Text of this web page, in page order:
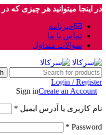
در اینجا میتوانید هر چیزی که
خبرنامه
تماس با ما
سوالات متداول
Login / Register
Sign inCreate an Account
نام کاربری یا آدرس ایمیل *
Password
*